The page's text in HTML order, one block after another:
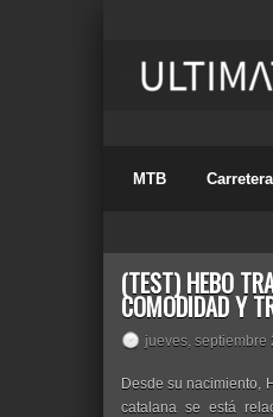
MTB Carretera
(TEST) HEBO
COMODIDAD Y
jueves, septiembre
Desde su nacimiento,
catalana se está